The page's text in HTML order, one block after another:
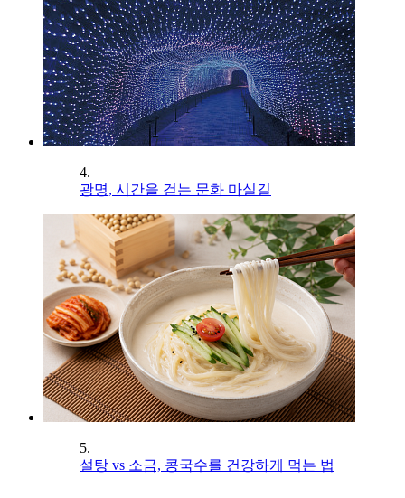
4.
광명, 시간을 걷는 문화 마실길
5.
설탕 vs 소금, 콩국수를 건강하게 먹는 법